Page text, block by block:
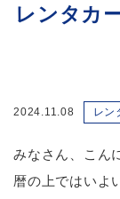
レンタカ
2024.11.08 レン
みなさん、こん
暦の上ではいよ